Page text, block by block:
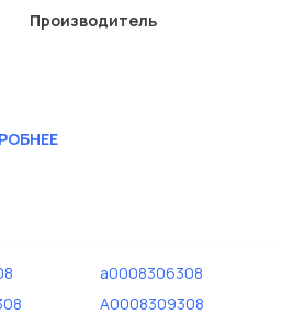
Производитель
a0008306308
A0008309308